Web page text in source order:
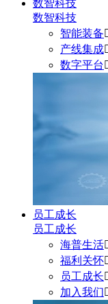
数智科技
数智科技
智能装备
产线集成
数字平台
员工成长
员工成长
海普生活
福利关怀
员工成长
加入我们